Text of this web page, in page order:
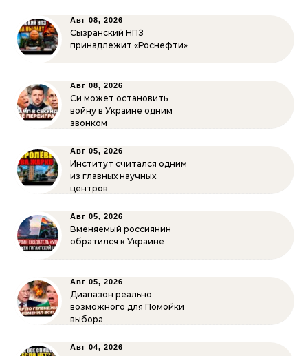
Авг 08, 2026
Сызранский НПЗ
принадлежит «Роснефти»
Авг 08, 2026
Си может остановить
войну в Украине одним
звонком
Авг 05, 2026
Институт считался одним
из главных научных
центров
Авг 05, 2026
Вменяемый россиянин
обратился к Украине
Авг 05, 2026
Диапазон реально
возможного для Помойки
выбора
Авг 04, 2026